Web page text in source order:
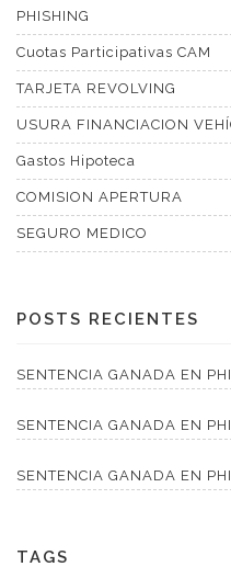
PHISHING
Cuotas Participativas CAM
TARJETA REVOLVING
USURA FINANCIACION
Gastos Hipoteca
COMISION APERTURA
SEGURO MEDICO
POSTS RECIENTES
SENTENCIA GANADA EN
SENTENCIA GANADA EN
SENTENCIA GANADA EN
TAGS